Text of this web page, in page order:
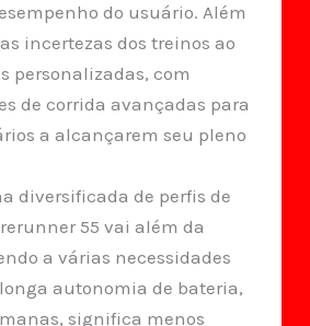
do usuário. Além
incertezas dos treinos ao
personalizadas, com
de corrida avançadas para
a alcançarem seu pleno
diversificada de perfis de
55 vai além da
a várias necessidades
autonomia de bateria,
significa menos